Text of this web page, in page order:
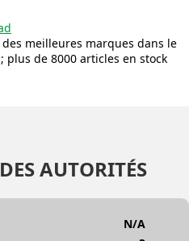
meilleures marques dans le
de 8000 articles en stock
AUTORITÉS
N/A